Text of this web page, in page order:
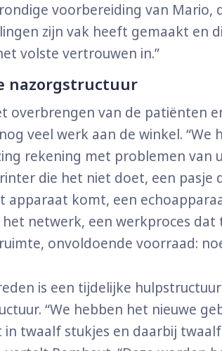
voorbereiding van Mario,
zijn vak heeft gemaakt en
volste vertrouwen in.”
nazorgstructuur
overbrengen van de patiënten
veel werk aan de winkel. “We
rekening met problemen van
die het niet doet, een
apparaat komt, een
netwerk, een werkproces
onvoldoende voorraad:
is een tijdelijke
“We hebben het nieuwe
twaalf stukjes en daarbij twaalf